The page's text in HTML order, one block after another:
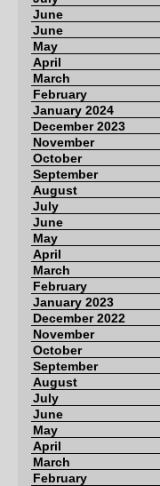
June
June
May
April
March
February
January 2024
December 2023
November
October
September
August
July
June
May
April
March
February
January 2023
December 2022
November
October
September
August
July
June
May
April
March
February